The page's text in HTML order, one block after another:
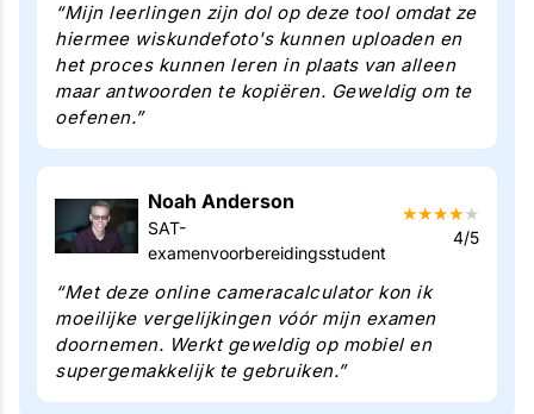
“Mijn leerlingen zijn dol op deze tool omdat ze
hiermee wiskundefoto's kunnen uploaden en
het proces kunnen leren in plaats van alleen
maar antwoorden te kopiëren. Geweldig om te
oefenen.”
Noah Anderson
SAT-
examenvoorbereidingsstudent
★★★★★
4/5
“Met deze online cameracalculator kon ik
moeilijke vergelijkingen vóór mijn examen
doornemen. Werkt geweldig op mobiel en
supergemakkelijk te gebruiken.”